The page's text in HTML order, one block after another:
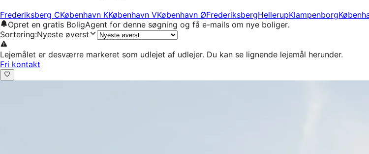
Frederiksberg CKøbenhavn KKøbenhavn VKøbenhavn ØFrederiksbergHellerupKlampenborg
Opret en gratis BoligAgent for denne søgning og få e-mails om nye boliger.
Sortering:Nyeste øverst
Lejemålet er desværre markeret som udlejet af udlejer. Du kan se lignende lejemål herunder.
Fri kontakt